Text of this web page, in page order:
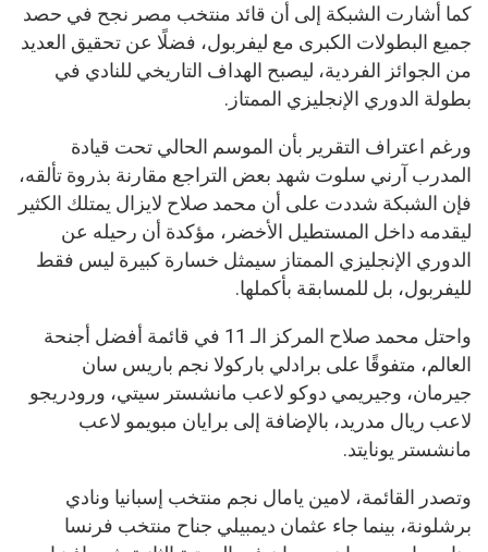
كما أشارت الشبكة إلى أن قائد منتخب مصر نجح في حصد
جميع البطولات الكبرى مع ليفربول، فضلًا عن تحقيق العديد
من الجوائز الفردية، ليصبح الهداف التاريخي للنادي في
بطولة الدوري الإنجليزي الممتاز.
ورغم اعتراف التقرير بأن الموسم الحالي تحت قيادة
المدرب آرني سلوت شهد بعض التراجع مقارنة بذروة تألقه،
فإن الشبكة شددت على أن محمد صلاح لايزال يمتلك الكثير
ليقدمه داخل المستطيل الأخضر، مؤكدة أن رحيله عن
الدوري الإنجليزي الممتاز سيمثل خسارة كبيرة ليس فقط
لليفربول، بل للمسابقة بأكملها.
واحتل محمد صلاح المركز الـ 11 في قائمة أفضل أجنحة
العالم، متفوقًا على برادلي باركولا نجم باريس سان
جيرمان، وجيريمي دوكو لاعب مانشستر سيتي، ورودريجو
لاعب ريال مدريد، بالإضافة إلى برايان مبويمو لاعب
مانشستر يونايتد.
وتصدر القائمة، لامين يامال نجم منتخب إسبانيا ونادي
برشلونة، بينما جاء عثمان ديمبيلي جناح منتخب فرنسا